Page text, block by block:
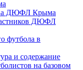
ДЮФЛ Крыма
ДЮФЛ
футбола в
и содержание
на базовом